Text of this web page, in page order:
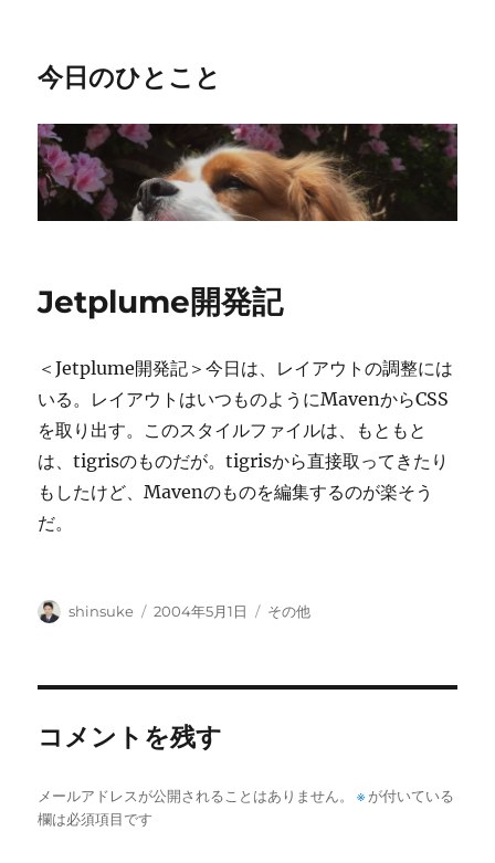
今日のひとこと
Jetplume開発記
＜Jetplume開発記＞今日は、レイアウトの調整には
いる。レイアウトはいつものようにMavenからCSS
を取り出す。このスタイルファイルは、もともと
は、tigrisのものだが。tigrisから直接取ってきたり
もしたけど、Mavenのものを編集するのが楽そう
だ。
投
shinsuke
投
2004年5月1日
カ
その他
コメントを残す
メールアドレスが公開されることはありません。 ※が付いている
欄は必須項目です